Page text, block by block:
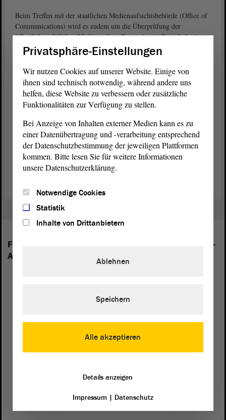
Beim Treffen mit der staatlichen Medienaufsichtsbehörde (Office of
Communications) wird es zudem um die Überprüfung der
öffentlich-rechtlichen Medien gehen. Ferner ist ein Besuch des im
öffentlich-rechtlichen Eigentum befindlichen und sich
privatwirtschaftlich über Werbung und sonstige kommerzielle
Aktivitäten finanzierenden Cannel 4 vorgesehen.
Wer an der Reise teilnimmt
An der Delegationsreise werden unter Leitung des Vorsitzenden der
Markus Kurze (CDU), Tobias Rausch (AfD), Holger Hövelmann
(SPD), Stefan Gebhardt (Die Linke), Guido Kosmehl (FDP) und
Dorothea Frederking (BÜNDNIS 90/DIE GRÜNEN) teilnehmen.
Zudem schließt sich ein Mitarbeiter des Mitteldeutschen Rundfunks
der Reise an.
Folgende Fraktionen sind im Landtag von Sachsen-
Anhalt vertreten:
Privatsphäre-Einstellungen
Wir nutzen Cookies auf unserer Website. Einige von
ihnen sind technisch notwendig, während andere uns
helfen, diese Website zu verbessern oder zusätzliche
Funktionalitäten zur Verfügung zu stellen.
Bei Anzeige von Inhalten externer Medien kann es zu
einer Datenübertragung und -verarbeitung entsprechend
der Datenschutzbestimmung der jeweiligen Plattformen
kommen. Bitte lesen Sie für weitere Informationen
unsere Datenschutzerklärung.
Notwendige Cookies
Statistik
Inhalte von Drittanbietern
Alle akzeptieren
Ablehnen
Speichern
Details anzeigen
Impressum| Datenschutz